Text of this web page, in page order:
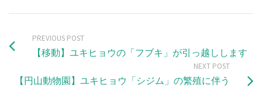
PREVIOUS POST
【移動】ユキヒョウの「フブキ」が引っ越しします
NEXT POST
【円山動物園】ユキヒョウ「シジム」の繁殖に伴う